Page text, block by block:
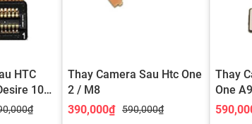
HTC
10
Thay Camera Sau Htc One
2 / M8
390,000₫
590,000₫
Thay
One A9